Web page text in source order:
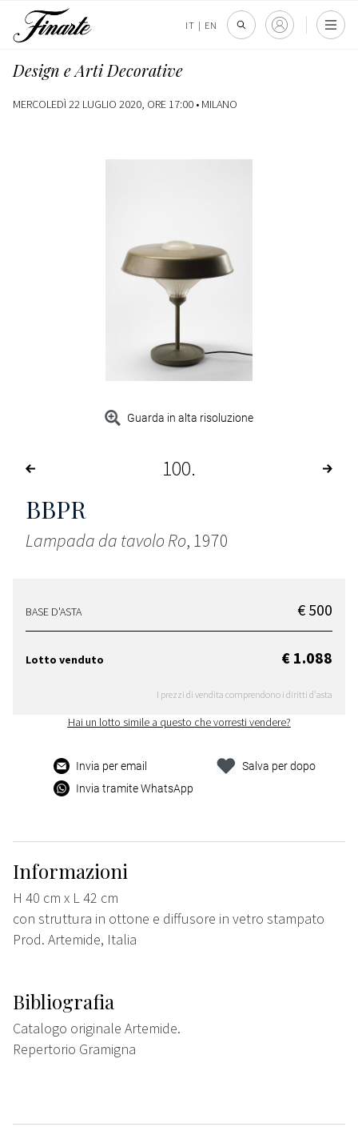
IT | EN
Design e Arti Decorative
MERCOLEDÌ 22 LUGLIO 2020, ORE 17:00 • MILANO
Guarda in alta risoluzione
100
BBPR
Lampada da tavolo Ro, 1970
BASE D'ASTA € 500
Lotto venduto € 1.088
I prezzi di vendita comprendono i diritti d'asta
Hai un lotto simile a questo che vorresti vendere?
Invia per email
Invia tramite WhatsApp
Salva per dopo
Informazioni
H 40 cm x L 42 cm
con struttura in ottone e diffusore in vetro stampato
Prod. Artemide, Italia
Bibliografia
Catalogo originale Artemide.
Repertorio Gramigna